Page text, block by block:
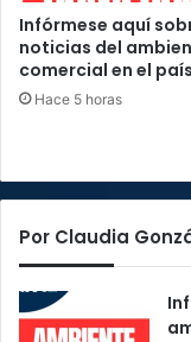
Infórmese aquí
noticias del
comercial en el país
Hace 5 horas
Por Claudia